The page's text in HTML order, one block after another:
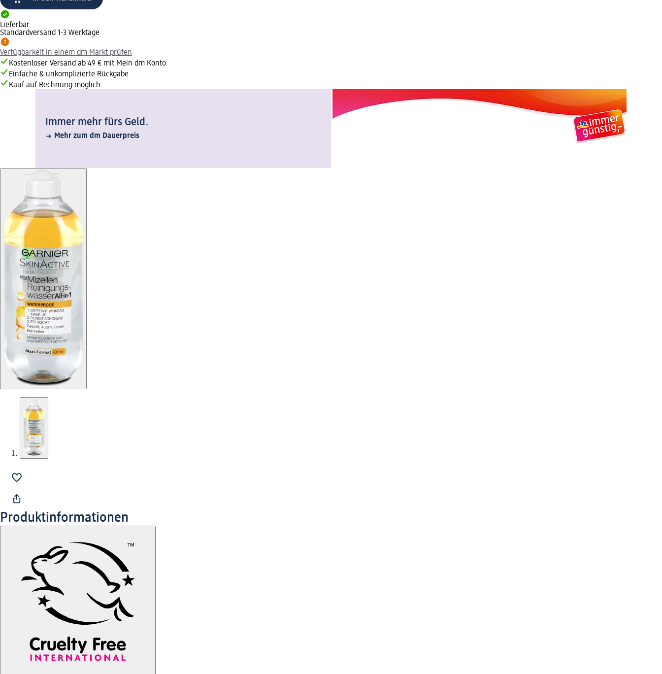
Lieferbar
Standardversand 1-3 Werktage
Verfügbarkeit in einem dm Markt prüfen
Kostenloser Versand ab 49 € mit Mein dm Konto
Einfache & unkomplizierte Rückgabe
Kauf auf Rechnung möglich
Immer mehr fürs Geld.
Mehr zum dm Dauerpreis
Produktinformationen